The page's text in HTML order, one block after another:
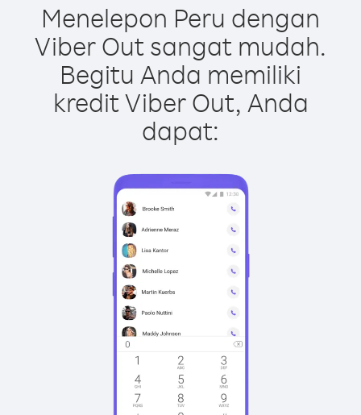
Menelepon Peru dengan
Viber Out sangat mudah.
Begitu Anda memiliki
kredit Viber Out, Anda
dapat: